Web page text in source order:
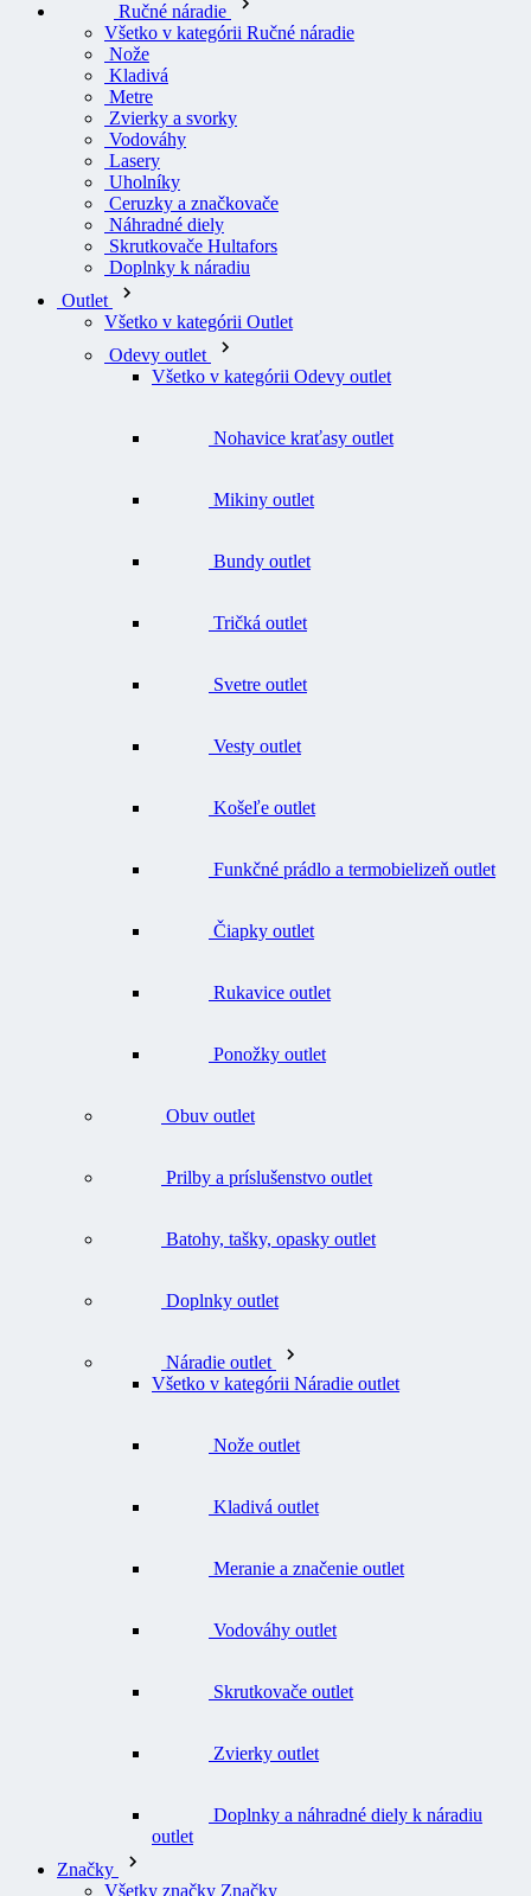
Ručné náradie
Všetko v kategórii Ručné náradie
Nože
Kladivá
Metre
Zvierky a svorky
Vodováhy
Lasery
Uholníky
Ceruzky a značkovače
Náhradné diely
Skrutkovače Hultafors
Doplnky k náradiu
Outlet
Všetko v kategórii Outlet
Odevy outlet
Všetko v kategórii Odevy outlet
Všetko v kategórii Náradie outlet
Nože outlet
Všetky značky Značky